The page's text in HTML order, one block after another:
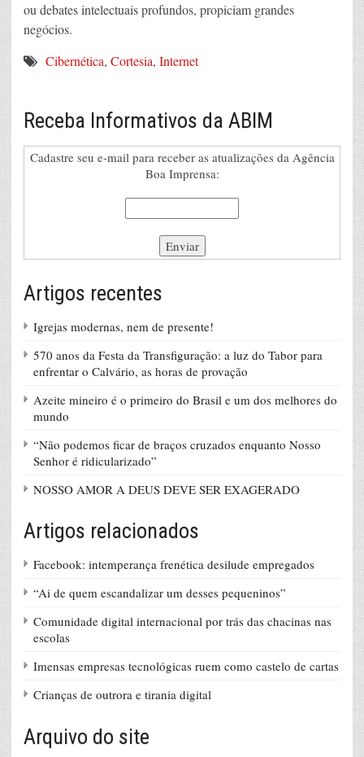
ou debates intelectuais profundos, propiciam grandes
negócios.
Cibernética, Cortesia, Internet
Receba Informativos da ABIM
Cadastre seu e-mail para receber as atualizações da Agência
Boa Imprensa:
Artigos recentes
Igrejas modernas, nem de presente!
570 anos da Festa da Transfiguração: a luz do Tabor para
enfrentar o Calvário, as horas de provação
Azeite mineiro é o primeiro do Brasil e um dos melhores do
mundo
“Não podemos ficar de braços cruzados enquanto Nosso
Senhor é ridicularizado”
NOSSO AMOR A DEUS DEVE SER EXAGERADO
Artigos relacionados
Facebook: intemperança frenética desilude empregados
“Ai de quem escandalizar um desses pequeninos”
Comunidade digital internacional por trás das chacinas nas
escolas
Imensas empresas tecnológicas ruem como castelo de cartas
Crianças de outrora e tirania digital
Arquivo do site